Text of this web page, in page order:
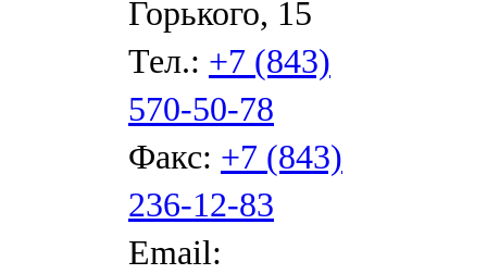
Горького, 15
Тел.: +7 (843)
570-50-78
Факс: +7 (843)
236-12-83
Email: